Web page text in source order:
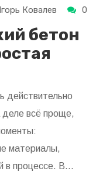
Ковалев 0
бетон
действительно
деле всё проще,
материалы,
в процессе. В